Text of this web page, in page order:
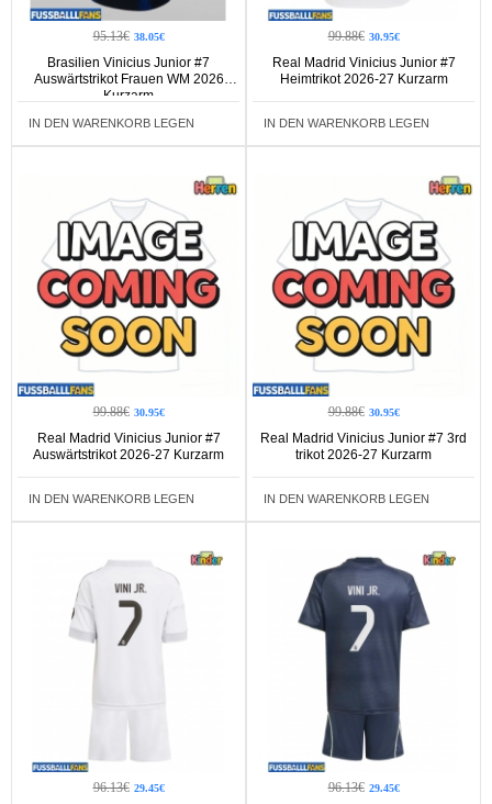
95.13€ 38.05€
Brasilien Vinicius Junior #7
Auswärtstrikot Frauen WM 2026
Kurzarm
IN DEN WARENKORB LEGEN
99.88€ 30.95€
Real Madrid Vinicius Junior #7
Heimtrikot 2026-27 Kurzarm
IN DEN WARENKORB LEGEN
99.88€ 30.95€
Real Madrid Vinicius Junior #7
Auswärtstrikot 2026-27 Kurzarm
IN DEN WARENKORB LEGEN
99.88€ 30.95€
Real Madrid Vinicius Junior #7 3rd
trikot 2026-27 Kurzarm
IN DEN WARENKORB LEGEN
96.13€ 29.45€ 96.13€ 29.45€